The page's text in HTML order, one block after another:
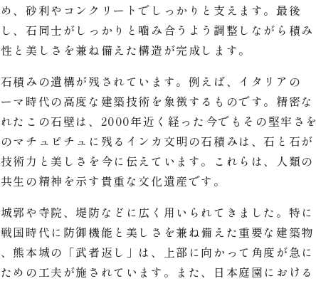
、砂利やコンクリートでしっかりと支えます。最後
、石同士がしっかりと噛み合うよう調整しながら積み
と美しさを兼ね備えた構造が完成します。
積みの遺構が残されています。例えば、イタリアの
マ時代の高度な建築技術を象徴するものです。精密な
たこの石壁は、2000年近く経った今でもその堅牢さを
マチュピチュに残るインカ文明の石積みは、石と石が
術力と美しさを今に伝えています。これらは、人類の
生の精神を示す貴重な文化遺産です。
郭や寺院、堤防などに広く用いられてきました。特に
国時代に防御機能と美しさを兼ね備えた重要な建築物
熊本城の「武者返し」は、上部に向かって角度が急に
めの工夫が施されています。また、日本庭園における